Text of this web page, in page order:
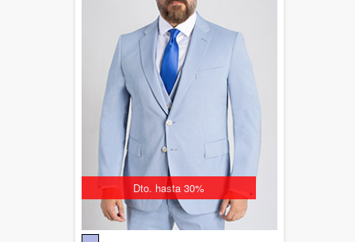
Dto. hasta 30%